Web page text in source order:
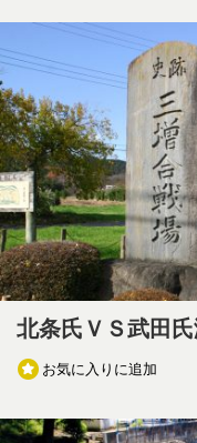
北条氏ＶＳ武田
お気に入りに追加